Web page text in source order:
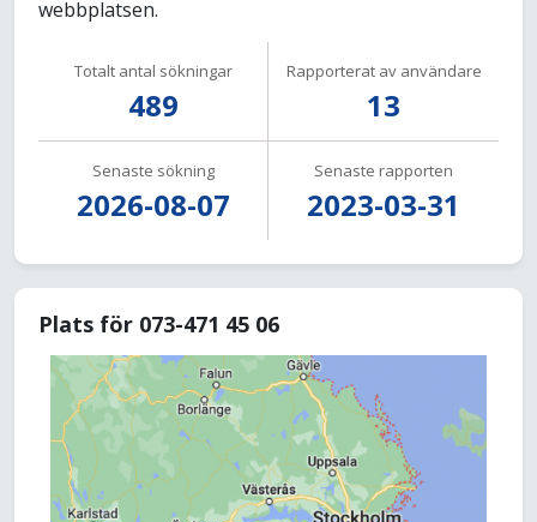
webbplatsen.
Totalt antal sökningar
489
Rapporterat av användare
13
Senaste sökning
2026-08-07
Senaste rapporten
2023-03-31
Plats för 073-471 45 06